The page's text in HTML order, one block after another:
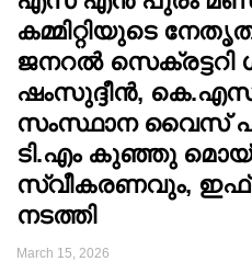
കമ്മിറ്റിയുടെ
ജനറൽ സെക്രട്ടറി
ഷംസുദ്ദീൻ,
സംസ്ഥാന വൈസ്
ടി.എം കുഞ്ഞു
സ്വീകരണവും,
നടത്തി
March 15, 2026